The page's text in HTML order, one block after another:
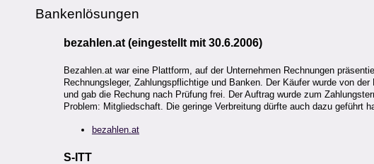
Bankenlösungen
bezahlen.at (eingestellt mit 30.6.2006)
Bezahlen.at war eine Plattform, auf der Unternehmen Rechnungen
Rechnungsleger, Zahlungspflichtige und Banken. Der Käufer wurde von
und gab die Rechung nach Prüfung frei. Der Auftrag wurde zum
Problem: Mitgliedschaft. Die geringe Verbreitung dürfte auch dazu geführt
bezahlen.at
S-ITT